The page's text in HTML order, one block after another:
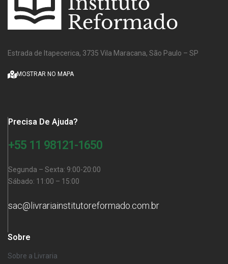
Estrada de Itapecerica, 3735 Vila Maracana, São Paulo – SP
MOSTRAR NO MAPA
Precisa De Ajuda?
+55 11 98121-1650
Segunda – Sexta: 9:00-20:00
Sábado: 11:00 – 15:00
sac@livrariainstitutoreformado.com.br
Sobre
Sobre a Livraria